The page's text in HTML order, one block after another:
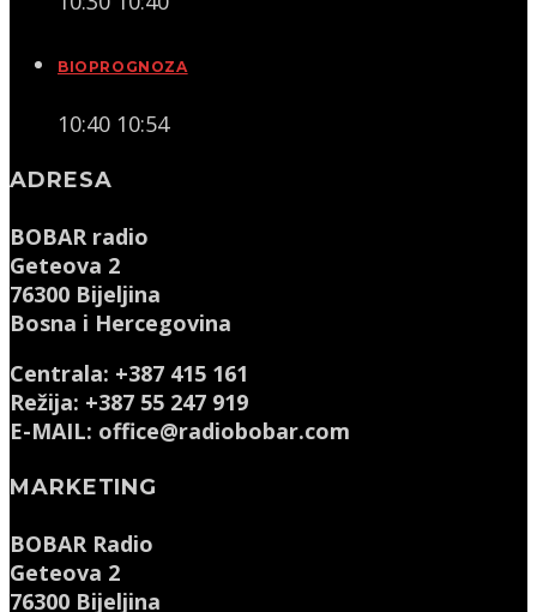
BIOPROGNOZA
10:40 10:54
ADRESA
BOBAR radio
Geteova 2
76300 Bijeljina
Bosna i Hercegovina
Centrala: +387 415 161
Režija: +387 55 247 919
E-MAIL: office@radiobobar.com
MARKETING
BOBAR Radio
Geteova 2
76300 Bijeljina